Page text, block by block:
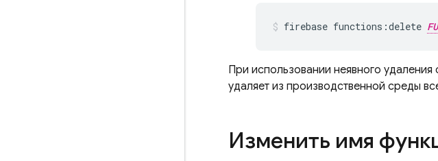
firebase functions:delete
При использовании неявного удаления
удаляет из производственной среды
Изменить имя